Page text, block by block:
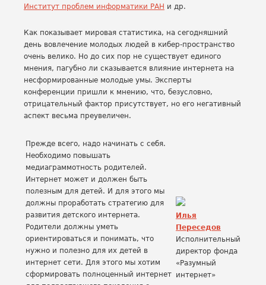
Институт проблем информатики РАН и др.
Как показывает мировая статистика, на сегодняшний
день вовлечение молодых людей в кибер-пространство
очень велико. Но до сих пор не существует единого
мнения, пагубно ли сказывается влияние интернета на
несформированные молодые умы. Эксперты
конференции пришли к мнению, что, безусловно,
отрицательный фактор присутствует, но его негативный
аспект весьма преувеличен.
Прежде всего, надо начинать с себя.
Необходимо повышать
медиаграммотность родителей.
Интернет может и должен быть
полезным для детей. И для этого мы
должны проработать стратегию для
развития детского интернета.
Родители должны уметь
ориентироваться и понимать, что
нужно и полезно для их детей в
интернет сети. Для этого мы хотим
сформировать полноценный интернет
Илья
Переседов
Исполнительный
директор фонда
«Разумный
интернет»